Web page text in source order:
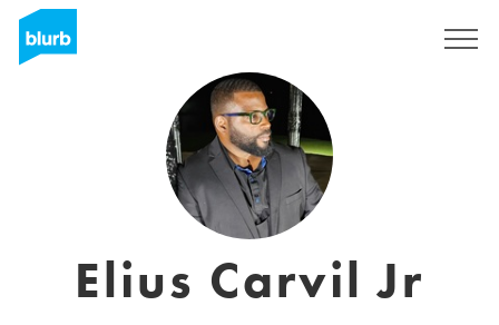
Elius Carvil Jr